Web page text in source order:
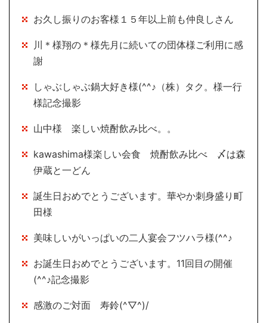
お久し振りのお客様１５年以上前も仲良しさん
川＊様翔の＊様先月に続いての団体様ご利用に感
謝
しゃぶしゃぶ鍋大好き様(^^♪（株）タク。様一行
様記念撮影
山中様 楽しい焼酎飲み比べ。。
kawashima様楽しい会食 焼酎飲み比べ 〆は森
伊蔵と一どん
誕生日おめでとうございます。華やか刺身盛り町
田様
美味しいがいっぱいの二人宴会フツハラ様(^^♪
お誕生日おめでとうございます。11回目の開催
(^^♪記念撮影
感激のご対面 寿鈴(^▽^)/